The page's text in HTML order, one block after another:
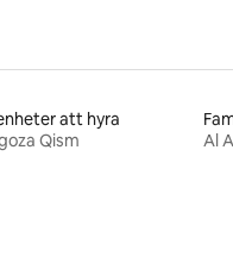
att hyra
Qism
Al